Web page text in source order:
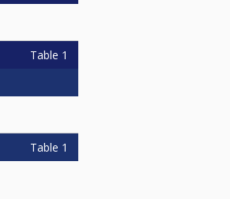
Table 1
Table 1